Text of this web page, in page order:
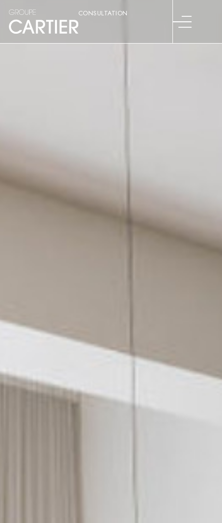
CONSULTATION